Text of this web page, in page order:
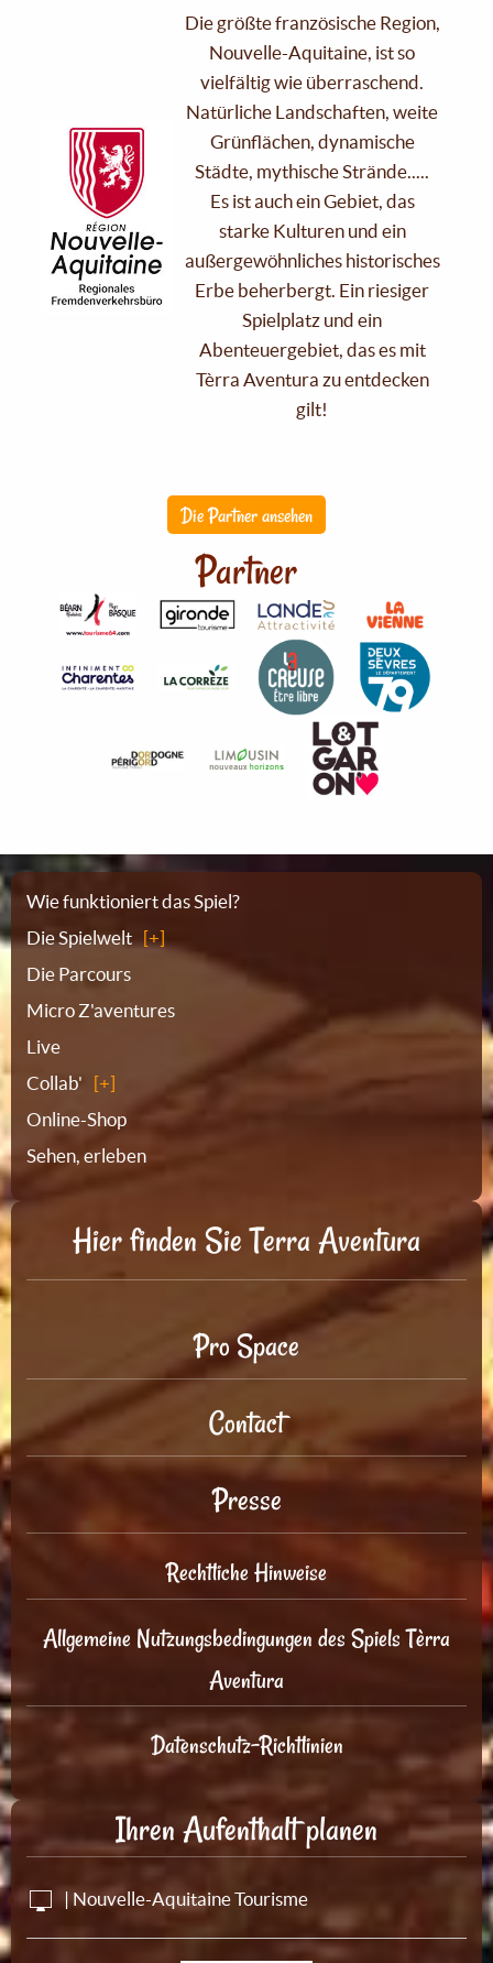
Die größte französische Region,
Nouvelle-Aquitaine, ist so
vielfältig wie überraschend.
Natürliche Landschaften, weite
Grünflächen, dynamische
Städte, mythische Strände.....
Es ist auch ein Gebiet, das
starke Kulturen und ein
außergewöhnliches historisches
Erbe beherbergt. Ein riesiger
Spielplatz und ein
Abenteuergebiet, das es mit
Tèrra Aventura zu entdecken
gilt!
Die Partner ansehen
Partner
Sitemap
Wie funktioniert das Spiel?
Die Spielwelt
Die Parcours
Micro Z'aventures
Live
Collab'
Online-Shop
Sehen, erleben
Hier finden Sie Terra Aventura
Pro Space
Contact
Presse
Rechtliche Hinweise
Allgemeine Nutzungsbedingungen des Spiels Tèrra
Aventura
Datenschutz-Richtlinien
Ihren Aufenthalt planen
| Nouvelle-Aquitaine Tourisme